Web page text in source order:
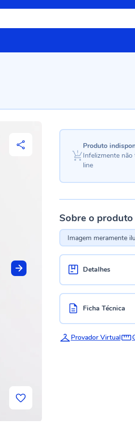
Produto
Infelizmente
line
Sobre o produto
Imagem meramente
Detalhes
Ficha Técnica
Provador Virtual